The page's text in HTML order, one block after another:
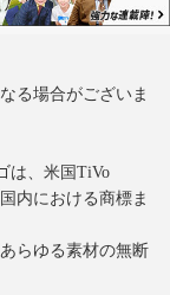
る場合がございま
は、米国TiVo
内における商標ま
らゆる素材の無断